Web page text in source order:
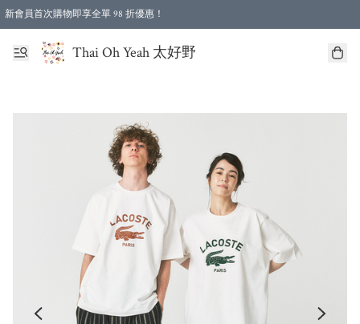
新會員首次購物即享全單 98 折優惠！
特選會員可享全單低至 96 折優惠！
Thai Oh Yeah 太好野